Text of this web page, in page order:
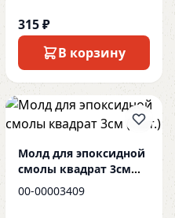
315 ₽
В корзину
Молд для эпоксидной
смолы квадрат 3см
(1шт.)
00-00003409